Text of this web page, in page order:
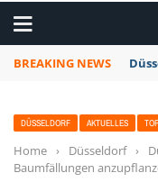
BREAKING NEWS
DÜSSELDORF AKTUELLES
Home › Düsseldorf ›
Baumfällungen